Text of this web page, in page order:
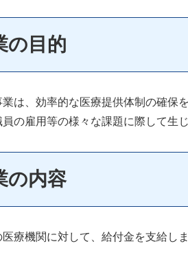
の目的
は、効率的な医療提供体制の確保
員の雇用等の様々な課題に際して生
の内容
医療機関に対して、給付金を支給しま